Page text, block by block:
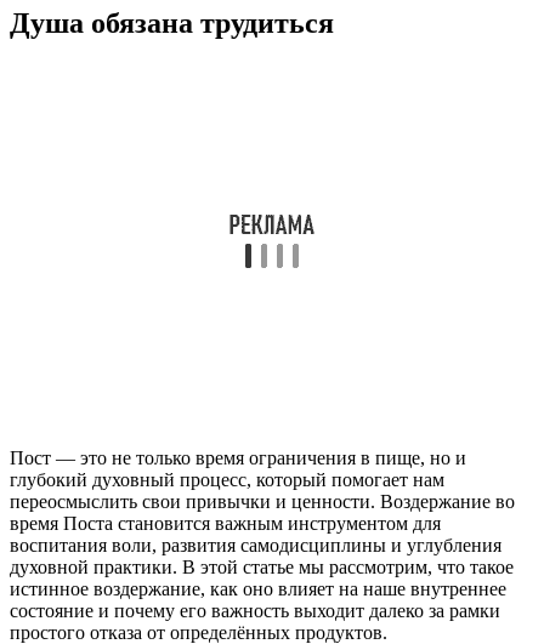
Душа обязана трудиться
Пост — это не только время ограничения в пище, но и
глубокий духовный процесс, который помогает нам
переосмыслить свои привычки и ценности. Воздержание во
время Поста становится важным инструментом для
воспитания воли, развития самодисциплины и углубления
духовной практики. В этой статье мы рассмотрим, что такое
истинное воздержание, как оно влияет на наше внутреннее
состояние и почему его важность выходит далеко за рамки
простого отказа от определённых продуктов.